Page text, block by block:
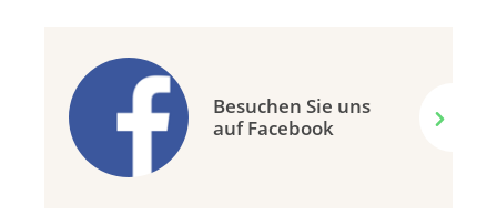
Besuchen Sie uns
auf Facebook